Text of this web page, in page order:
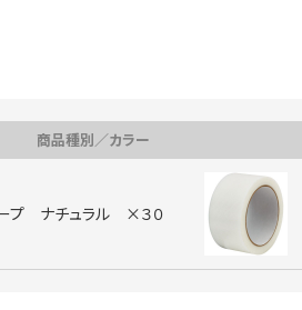
商品種別／カラー
ープ ナチュラル ×３０